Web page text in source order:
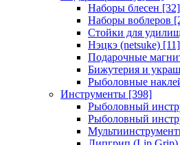
Наборы блесен [32]
Наборы воблеров
Стойки для
Нэцкэ (netsuke) [11]
Подарочные
Бижутерия и
Рыболовные
Инструменты [398]
Рыболовный
Рыболовный